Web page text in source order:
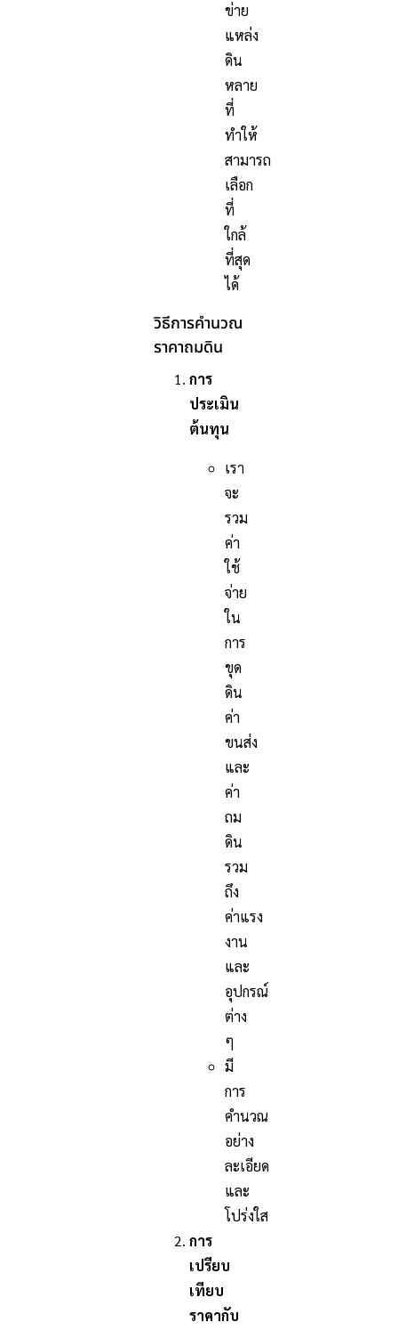
ข่าย
แหล่ง
ดิน
หลาย
ที่
ทำให้
สามารถ
เลือก
ที่
ใกล้
ที่สุด
ได้
วิธีการคำนวณ
ราคาถมดิน
การ
ประเมิน
ต้นทุน
เรา
จะ
รวม
ค่า
ใช้
จ่าย
ใน
การ
ขุด
ดิน
ค่า
ขนส่ง
และ
ค่า
ถม
ดิน
รวม
ถึง
ค่าแรง
งาน
และ
อุปกรณ์
ต่าง
ๆ
มี
การ
คำนวณ
อย่าง
ละเอียด
และ
โปร่งใส
การ
เปรียบ
เทียบ
ราคากับ